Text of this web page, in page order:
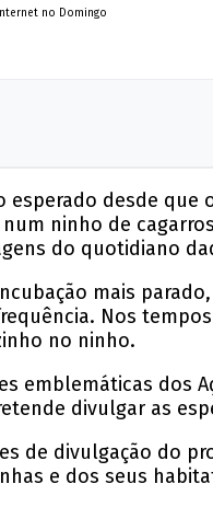
esperado desde
ninho de
do quotidiano
mais
Nos
no ninho.
emblemáticas dos
divulgar as
de divulgação do
e dos seus